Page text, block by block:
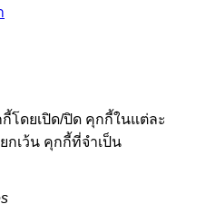
โดยเปิด/ปิด คุกกี้ในแต่ละ
กเว้น คุกกี้ที่จำเป็น